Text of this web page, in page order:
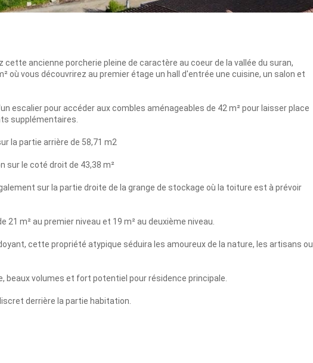
cette ancienne porcherie pleine de caractère au coeur de la vallée du suran,
où vous découvrirez au premier étage un hall d'entrée une cuisine, un salon et
escalier pour accéder aux combles aménageables de 42 m² pour laisser place
supplémentaires.
la partie arrière de 58,71 m2
sur le coté droit de 43,38 m²
sur la partie droite de la grange de stockage où la toiture est à prévoir
m² au premier niveau et 19 m² au deuxième niveau.
cette propriété atypique séduira les amoureux de la nature, les artisans ou
beaux volumes et fort potentiel pour résidence principale.
derrière la partie habitation.